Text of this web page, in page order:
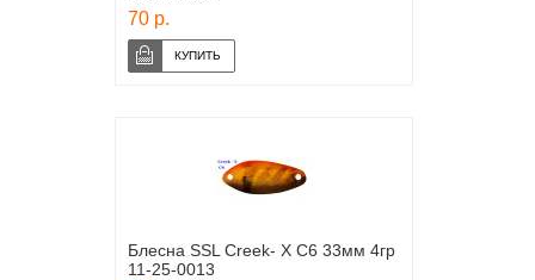
70 р.
Блесна SSL Creek- X C6 33мм 4гр
11-25-0013